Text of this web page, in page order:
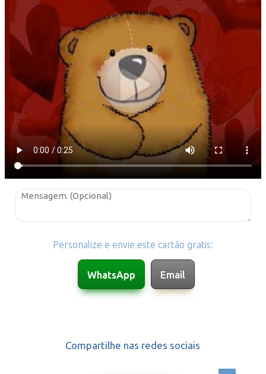
Personalize e envie este cartão gratis:
Compartilhe nas redes sociais